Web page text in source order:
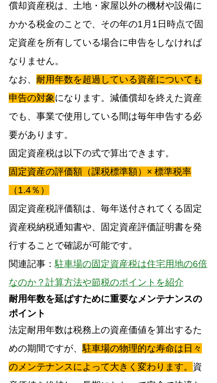
償却資産税は、土地・家屋以外の機材や設備に
かかる税金のことで、その年の1月1日時点で固
定資産を所有している場合に申告をしなければ
なりません。
なお、 耐用年数を超過している資産についても
申告の対象になります。減価償却を終えた資産
でも、事業で使用している間は毎年申告する必
要があります。
固定資産税は以下の式で算出できます。
固定資産の評価額（課税標準額）× 標準税率
（1.4％）
固定資産税評価額は、毎年送付されてくる固定
資産税納税通知書や、固定資産評価証明書を発
行することで確認が可能です。
関連記事：駐車場の固定資産税は住宅用地の6倍
なのか？計算方法や節税のポイントを紹介
耐用年数を延ばすために重要なメンテナンスの
ポイント
法定耐用年数は税務上の資産価値を算出するた
めの期間ですが、駐車場の物理的な寿命は日々
のメンテナンスによって大きく変わります。 資